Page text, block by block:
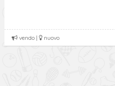
vendo | nuovo